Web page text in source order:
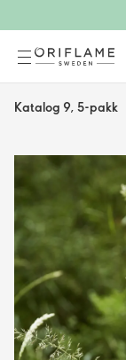
Katalog 9, 5-pakk